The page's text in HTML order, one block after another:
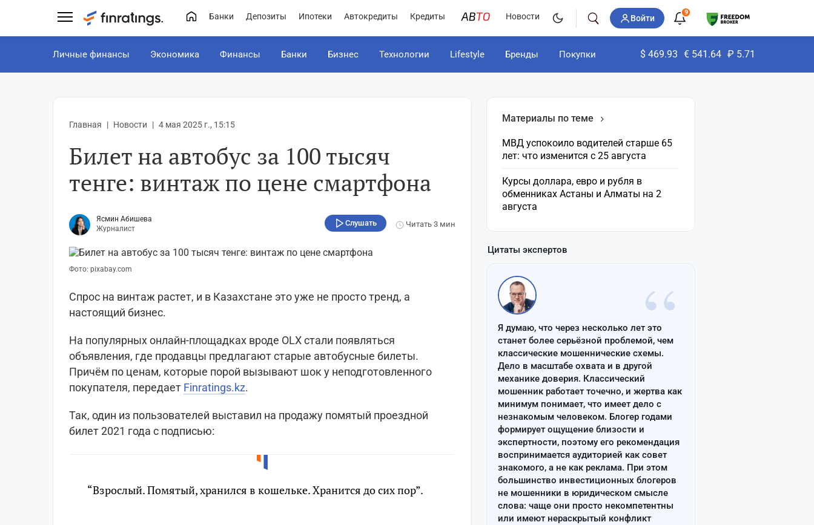
Банки Депозиты Ипотеки Автокредиты Кредиты Новости Войти
9
Личные финансы Экономика Финансы Банки Бизнес Технологии Lifestyle Бренды Покупки $ 469.93 € 541.64 ₽ 5.71
Главная Новости 4 мая 2025 г., 15:15
Билет на автобус за 100 тысяч
тенге: винтаж по цене смартфона
Ясмин Абишева
Журналист
Слушать Читать3 мин
Фото: pixabay.com
Спрос на винтаж растет, и в Казахстане это уже не просто тренд, а
настоящий бизнес.
На популярных онлайн-площадках вроде OLX стали появляться
объявления, где продавцы предлагают старые автобусные билеты.
Причём по ценам, которые порой вызывают шок у неподготовленного
покупателя, передает Finratings.kz.
Так, один из пользователей выставил на продажу помятый проездной
билет 2021 года с подписью:
“Взрослый. Помятый, хранился в кошельке. Хранится до сих пор”.
Материалы по теме
МВД успокоило водителей старше 65
лет: что изменится с 25 августа
Курсы доллара, евро и рубля в
обменниках Астаны и Алматы на 2
августа
Цитаты экспертов
“
Я думаю, что через несколько лет это
станет более серьёзной проблемой, чем
классические мошеннические схемы.
Дело в масштабе охвата и в другой
механике доверия. Классический
мошенник работает точечно, и жертва как
минимум понимает, что имеет дело с
незнакомым человеком. Блогер годами
формирует ощущение близости и
экспертности, поэтому его рекомендация
воспринимается аудиторией как совет
знакомого, а не как реклама. При этом
большинство инвестиционных блогеров
не мошенники в юридическом смысле
слова: чаще они просто некомпетентны
или имеют нераскрытый конфликт